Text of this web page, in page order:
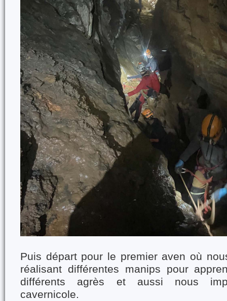
Puis départ pour le premier aven où
réalisant différentes manips pour
différents agrès et aussi nous
cavernicole.